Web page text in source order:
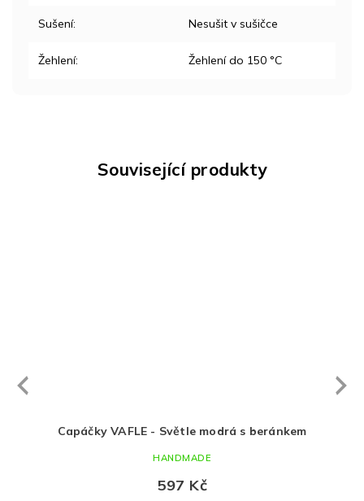
Související produkty
Capáčky VAFLE - Světle modrá s beránkem
597 Kč
HANDMADE
Next
Sušení: Nesušit v sušičce
Žehlení: Žehlení do 150 °C